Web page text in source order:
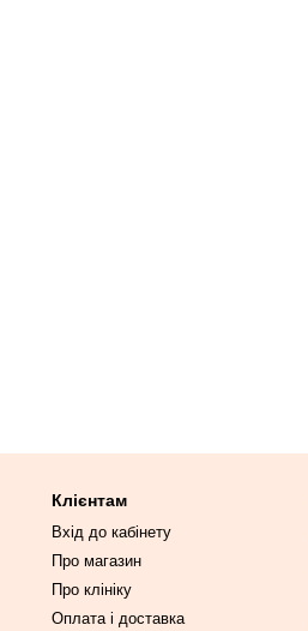
Клієнтам
Вхід до кабінету
Про магазин
Про клініку
Оплата і доставка